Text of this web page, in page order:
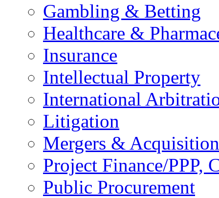
Gambling & Betting
Healthcare &
Insurance
Intellectual Property
International
Litigation
Mergers &
Project Finance/PPP,
Public Procurement